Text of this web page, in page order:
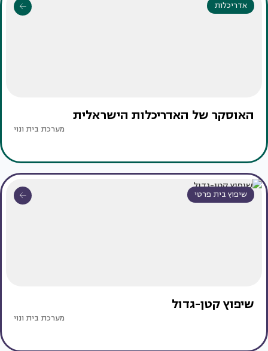
אדריכלות
האוסקר של האדריכלות הישראלית
מערכת בית ונוי
שיפוץ בית פרטי
שיפוץ קטן-גדול
מערכת בית ונוי